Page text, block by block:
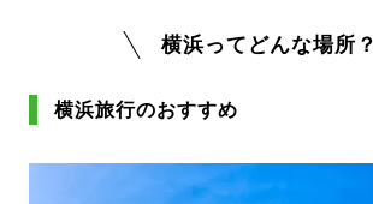
横浜ってどんな場所？
横浜旅行のおすすめ